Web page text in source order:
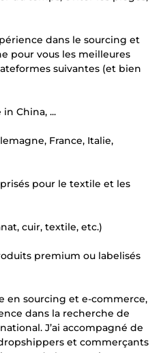
dans le sourcing et
pour vous les meilleures
suivantes (et bien
in China, ...
France, Italie,
pour le textile et les
cuir, textile, etc.)
premium ou labelisés
en sourcing et e-commerce,
dans la recherche de
J’ai accompagné de
et commerçants